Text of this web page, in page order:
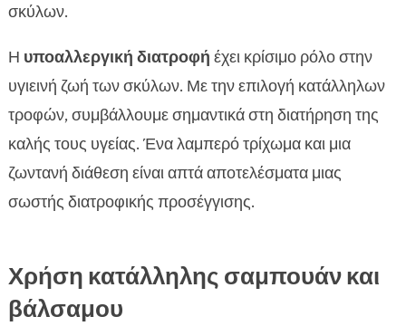
σκύλων.
Η υποαλλεργική διατροφή έχει κρίσιμο ρόλο στην
υγιεινή ζωή των σκύλων. Με την επιλογή κατάλληλων
τροφών, συμβάλλουμε σημαντικά στη διατήρηση της
καλής τους υγείας. Ένα λαμπερό τρίχωμα και μια
ζωντανή διάθεση είναι απτά αποτελέσματα μιας
σωστής διατροφικής προσέγγισης.
Χρήση κατάλληλης σαμπουάν και
βάλσαμου